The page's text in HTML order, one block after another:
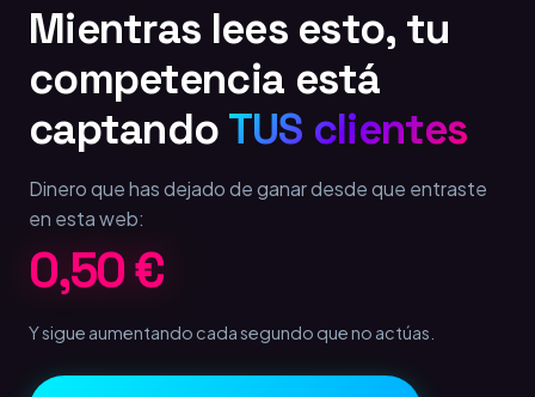
Mientras lees esto, tu
competencia está
captando TUS clientes
Dinero que has dejado de ganar desde que entraste
en esta web:
1,00 €
Y sigue aumentando cada segundo que no actúas.